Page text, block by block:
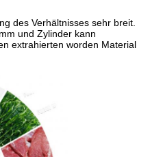
des Verhältnisses sehr breit.
und Zylinder kann
extrahierten worden Material